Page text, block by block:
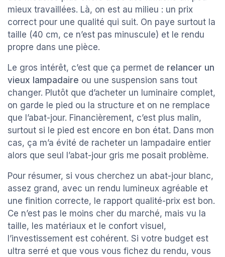
mieux travaillées. Là, on est au milieu : un prix
correct pour une qualité qui suit. On paye surtout la
taille (40 cm, ce n’est pas minuscule) et le rendu
propre dans une pièce.
Le gros intérêt, c’est que ça permet de relancer un
vieux lampadaire ou une suspension sans tout
changer. Plutôt que d’acheter un luminaire complet,
on garde le pied ou la structure et on ne remplace
que l’abat-jour. Financièrement, c’est plus malin,
surtout si le pied est encore en bon état. Dans mon
cas, ça m’a évité de racheter un lampadaire entier
alors que seul l’abat-jour gris me posait problème.
Pour résumer, si vous cherchez un abat-jour blanc,
assez grand, avec un rendu lumineux agréable et
une finition correcte, le rapport qualité-prix est bon.
Ce n’est pas le moins cher du marché, mais vu la
taille, les matériaux et le confort visuel,
l’investissement est cohérent. Si votre budget est
ultra serré et que vous vous fichez du rendu, vous